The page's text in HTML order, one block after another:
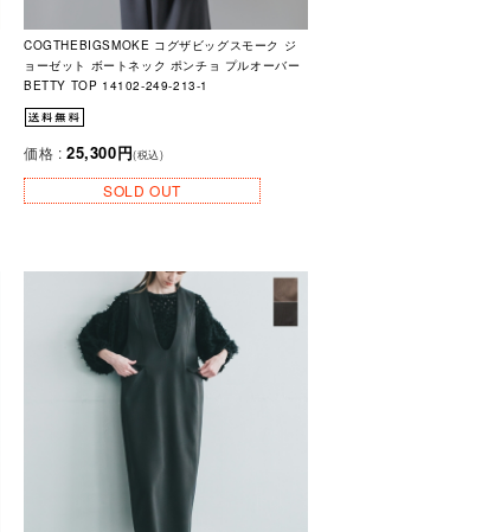
COGTHEBIGSMOKE コグザビッグスモーク ジ
ョーゼット ボートネック ポンチョ プルオーバー
BETTY TOP 14102-249-213-1
価格 : 25,300円(税込)
SOLD OUT